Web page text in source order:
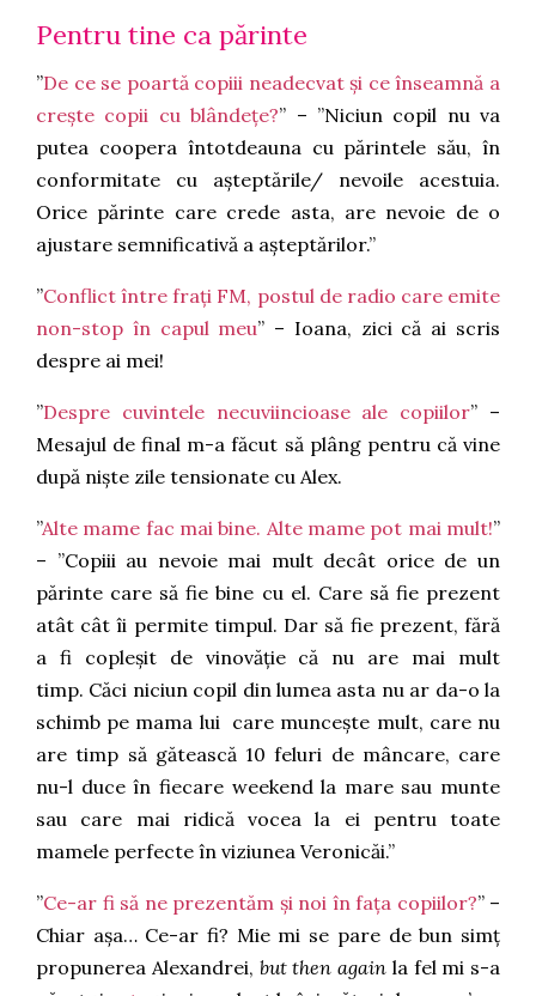
Pentru tine ca părinte
”De ce se poartă copiii neadecvat și ce înseamnă a
crește copii cu blândețe?” – ”Niciun copil nu va
putea coopera întotdeauna cu părintele său, în
conformitate cu așteptările/ nevoile acestuia.
Orice părinte care crede asta, are nevoie de o
ajustare semnificativă a așteptărilor.”
”Conflict între frați FM, postul de radio care emite
non-stop în capul meu” – Ioana, zici că ai scris
despre ai mei!
”Despre cuvintele necuviincioase ale copiilor” –
Mesajul de final m-a făcut să plâng pentru că vine
după niște zile tensionate cu Alex.
”Alte mame fac mai bine. Alte mame pot mai mult!”
– ”Copiii au nevoie mai mult decât orice de un
părinte care să fie bine cu el. Care să fie prezent
atât cât îi permite timpul. Dar să fie prezent, fără
a fi copleșit de vinovăție că nu are mai mult
timp. Căci niciun copil din lumea asta nu ar da-o la
schimb pe mama lui care muncește mult, care nu
are timp să gătească 10 feluri de mâncare, care
nu-l duce în fiecare weekend la mare sau munte
sau care mai ridică vocea la ei pentru toate
mamele perfecte în viziunea Veronicăi.”
”Ce-ar fi să ne prezentăm și noi în fața copiilor?” –
Chiar așa… Ce-ar fi? Mie mi se pare de bun simț
propunerea Alexandrei, but then again la fel mi s-a